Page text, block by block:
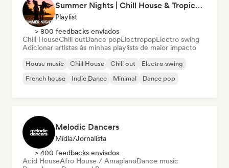
Summer Nights | Chill House & Tropical Beats
Playlist
> 800 feedbacks enviados
Chill HouseChill outDance popElectropopElectro swing
Adicionar artistas às minhas playlists de maior impacto
House music Chill House Chill out
Electro swing
French house
Indie Dance Minimal Dance pop
Melodic Dancers
Mídia/Jornalista
> 400 feedbacks enviados
Acid HouseAfro House / AmapianoDance music